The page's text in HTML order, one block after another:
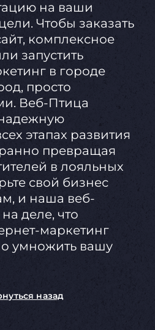
на ваши
Чтобы заказать
комплексное
запустить
в городе
просто
Веб-Птица
этапах развития
превращая
в лояльных
свой бизнес
и наша веб-
деле, что
маркетинг
умножить вашу
назад